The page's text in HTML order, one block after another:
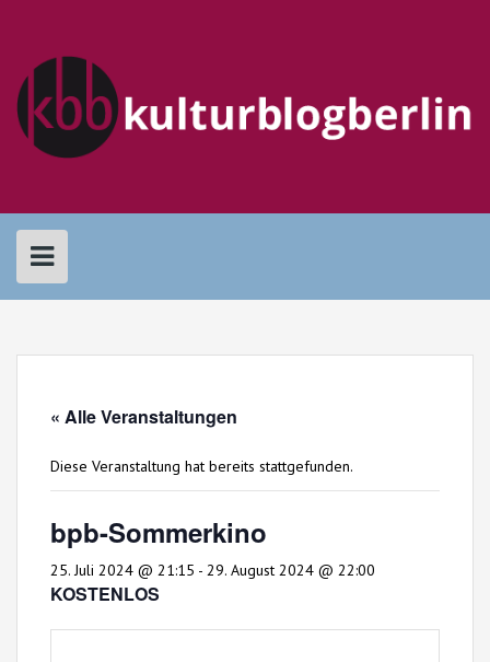
« Alle Veranstaltungen
Diese Veranstaltung hat bereits stattgefunden.
bpb-Sommerkino
25. Juli 2024 @ 21:15 - 29. August 2024 @ 22:00
KOSTENLOS